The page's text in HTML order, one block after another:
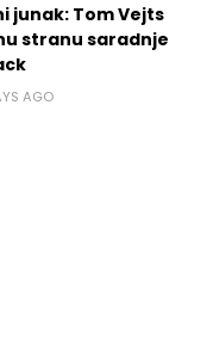
junak: Tom Vejts
stranu saradnje
AGO